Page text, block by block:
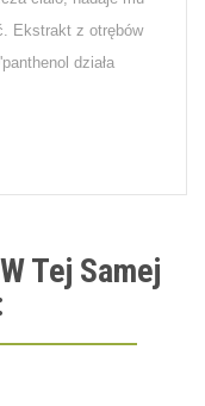
Ekstrakt z otrębów
działa
Tej Samej